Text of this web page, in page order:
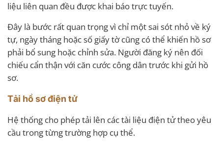
liệu liên quan đều được khai báo trực tuyến.
Đây là bước rất quan trọng vì chỉ một sai sót nhỏ về ký
tự, ngày tháng hoặc số giấy tờ cũng có thể khiến hồ sơ
phải bổ sung hoặc chỉnh sửa. Người đăng ký nên đối
chiếu cẩn thận với căn cước công dân trước khi gửi hồ
sơ.
Tải hồ sơ điện tử
Hệ thống cho phép tải lên các tài liệu điện tử theo yêu
cầu trong từng trường hợp cụ thể.